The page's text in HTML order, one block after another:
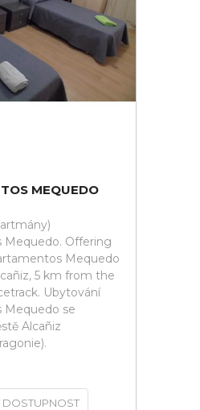
MEQUEDO
Mequedo. Offering
Mequedo
5 km from the
Ubytování
Mequedo se
Alcañiz
DOSTUPNOST